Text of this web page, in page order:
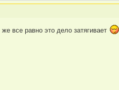
все равно это дело затягивает